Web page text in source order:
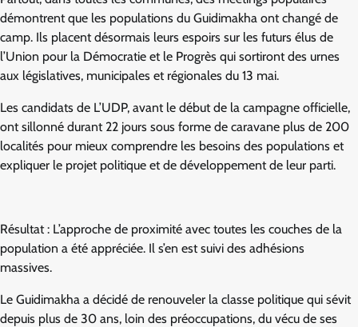
démontrent que les populations du Guidimakha ont changé de
camp. Ils placent désormais leurs espoirs sur les futurs élus de
l’Union pour la Démocratie et le Progrès qui sortiront des urnes
aux législatives, municipales et régionales du 13 mai.
Les candidats de L’UDP, avant le début de la campagne officielle,
ont sillonné durant 22 jours sous forme de caravane plus de 200
localités pour mieux comprendre les besoins des populations et
expliquer le projet politique et de développement de leur parti.
Résultat : L’approche de proximité avec toutes les couches de la
population a été appréciée. Il s’en est suivi des adhésions
massives.
Le Guidimakha a décidé de renouveler la classe politique qui sévit
depuis plus de 30 ans, loin des préoccupations, du vécu de ses